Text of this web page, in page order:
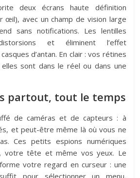
deux écrans haute définition
œil), avec un champ de vision large
sans notifications. Les lentilles
et éliminent l’effet
d’antan. En clair : vos rétines
sont dans le réel ou dans une
partout, tout le temps
de caméras et de capteurs : à
et peut-être même là où vous ne
Ces petits espions numériques
votre tête et même vos yeux. Le
votre regard en curseur : une